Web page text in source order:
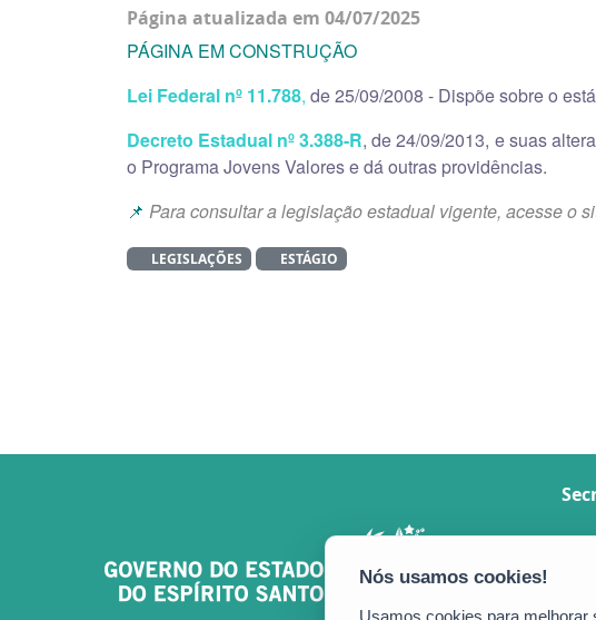
Página atualizada em 04/07/2025
PÁGINA EM CONSTRUÇÃO
Lei Federal nº 11.788, de 25/09/2008 - Dispõe sobre o
Decreto Estadual nº 3.388-R, de 24/09/2013, e suas
o Programa Jovens Valores e dá outras providências.
📌 Para consultar a legislação estadual vigente, acesse o
LEGISLAÇÕES ESTÁGIO
Usamos cookies para melhorar